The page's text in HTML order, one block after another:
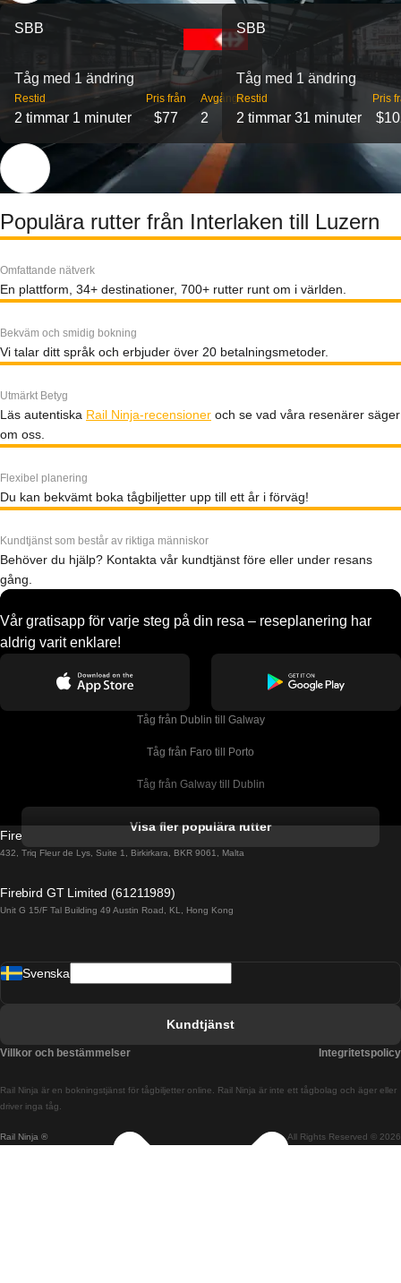
SBB
Tåg med 1 ändring
Restid
2 timmar 1 minuter
Pris från
$77
Avgångar
2
SBB
Tåg med 1 ändring
Restid
2 timmar 31 minuter
Pris
Populära rutter från Interlaken till Luzern
Omfattande nätverk
En plattform, 34+ destinationer, 700+ rutter runt om i världen.
Bekväm och smidig bokning
Vi talar ditt språk och erbjuder över 20 betalningsmetoder.
Utmärkt Betyg
Läs autentiska Rail Ninja-recensioner och se vad våra resenärer säger
om oss.
Flexibel planering
Du kan bekvämt boka tågbiljetter upp till ett år i förväg!
Kundtjänst som består av riktiga människor
Behöver du hjälp? Kontakta vår kundtjänst före eller under resans
gång.
Vår gratisapp för varje steg på din resa – reseplanering har
aldrig varit enklare!
Tåg från Dublin till Galway
Tåg från Faro till Porto
Tåg från Galway till Dublin
Tåg från Porto till Faro
Tåg från Barcelona till Madrid
Tåg från Budapest till Bratislava
Visa fler populära rutter
Firebird GT Limited (OC 1451)
432, Triq Fleur de Lys, Suite 1, Birkirkara, BKR 9061, Malta
Firebird GT Limited (61211989)
Unit G 15/F Tal Building 49 Austin Road, KL, Hong Kong
Rail Ninja ® All Rights Reserved © 2026
Rail Ninja är en bokningstjänst för tågbiljetter online. Rail Ninja är inte ett tågbolag och äger eller
driver inga tåg.
Svenska
Kundtjänst
Villkor och bestämmelser Integritetspolicy